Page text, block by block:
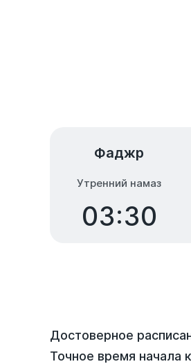
Фаджр
Утренний намаз
03:30
Достоверное
Точное время начала